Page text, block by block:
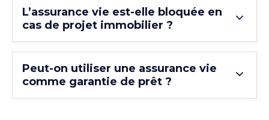
L’assurance vie est-elle bloquée en
cas de projet immobilier ?
Peut-on utiliser une assurance vie
comme garantie de prêt ?